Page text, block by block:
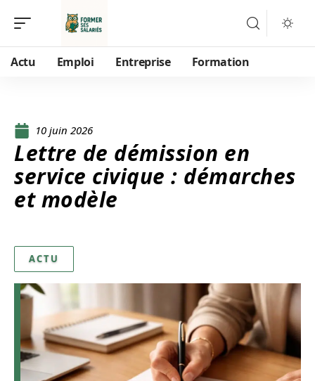
Actu Emploi Entreprise Formation
10 juin 2026
Lettre de démission en
service civique : démarches
et modèle
ACTU